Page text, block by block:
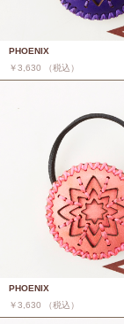
PHOENIX
￥3,630 （税込）
PHOENIX
￥3,630 （税込）